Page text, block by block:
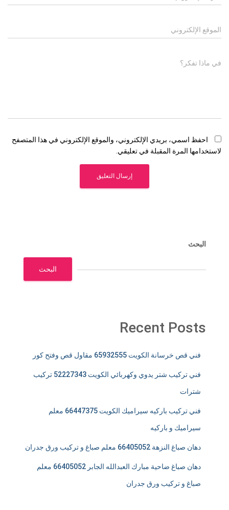
الموقع الإلكتروني
في ماذا تفكر؟
احفظ اسمي، بريدي الإلكتروني، والموقع الإلكتروني في هذا المتصفح
لاستخدامها المرة المقبلة في تعليقي.
البحث
البحث
Recent Posts
فني قص خرسانة الكويت 65932555 مقاول قص وفتح كور
فني تركيب شتر يدوي وكهربائي الكويت 52227343 تركيب
شترات
فني تركيب باركيه سيراميك الكويت 66447375 معلم
سيراميك و باركيه
دهان صباغ النزهة 66405052 معلم صباغ و تركيب ورق جدران
دهان صباغ ضاحية مبارك العبدالله الجابر 66405052 معلم
صباغ و تركيب ورق جدران